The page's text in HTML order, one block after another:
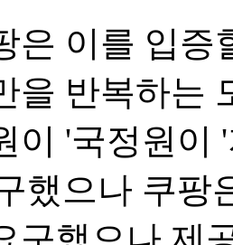
은 이를 입증
을 반복하는
이 '국정원이
했으나 쿠팡